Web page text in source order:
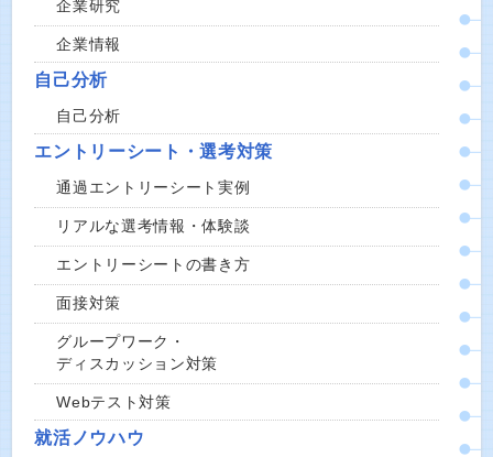
企業研究
企業情報
自己分析
自己分析
エントリーシート・選考対策
通過エントリーシート実例
リアルな選考情報・体験談
エントリーシートの書き方
面接対策
グループワーク・
ディスカッション対策
Webテスト対策
就活ノウハウ